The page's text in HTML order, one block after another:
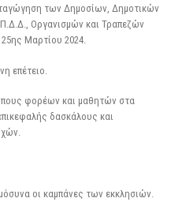
των Δημοσίων, Δημοτικών
Οργανισμών και Τραπεζών
Μαρτίου 2024.
επέτειο.
φορέων και μαθητών στα
δασκάλους και
οι καμπάνες των εκκλησιών.